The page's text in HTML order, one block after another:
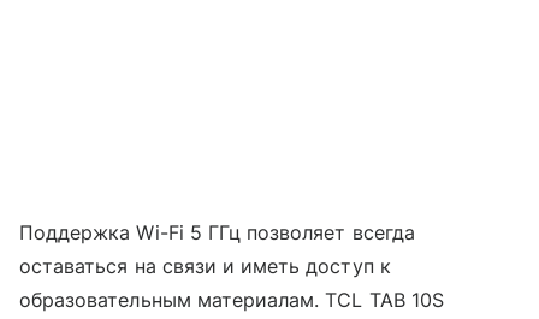
Поддержка Wi-Fi 5 ГГц позволяет всегда
оставаться на связи и иметь доступ к
образовательным материалам. TCL TAB 10S